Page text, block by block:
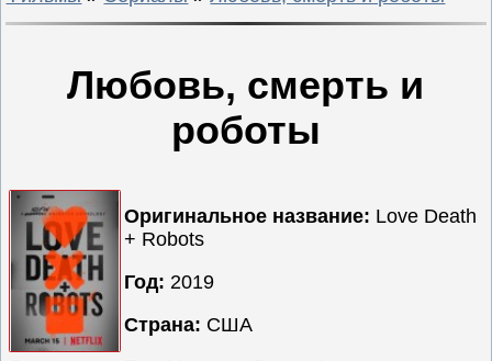
Драмы
Комедии
Мультфильмы
Мюзиклы
Приключения
Русские
фильмы
Семейные
Любовь, смерть и
роботы
Оригинальное название: Love Death
+ Robots
Год: 2019
Страна: США